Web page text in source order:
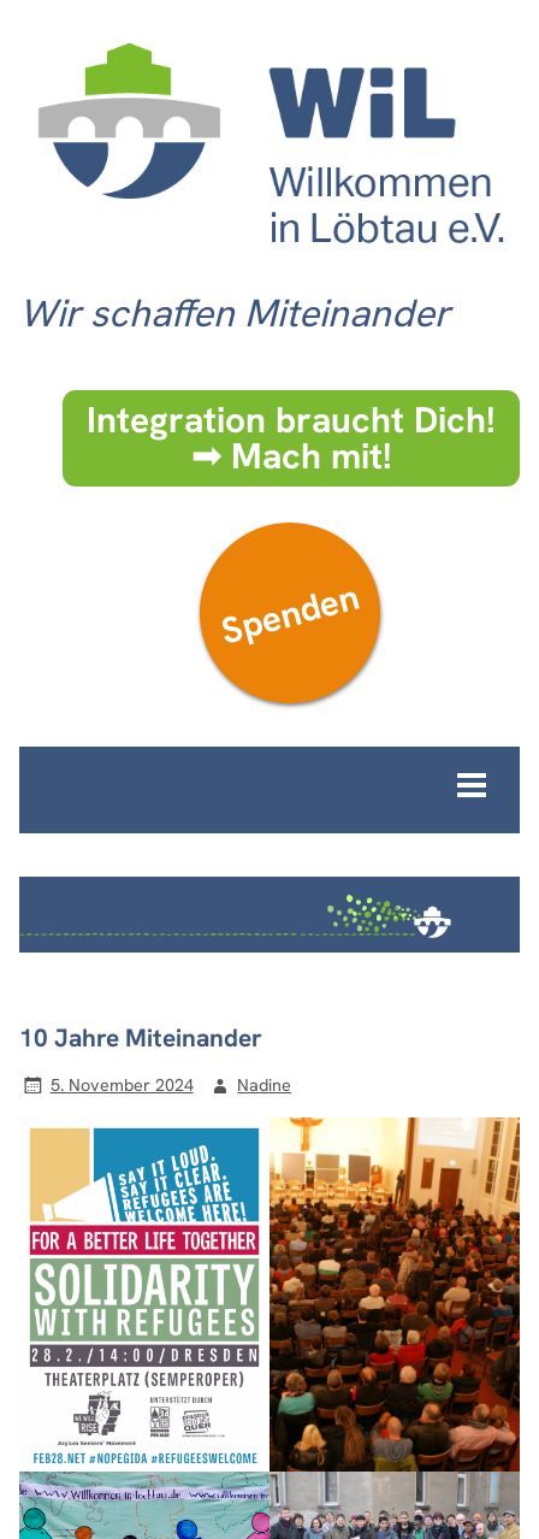
Wir schaffen Miteinander
Integration braucht Dich!
➟ Mach mit!
Spenden
10 Jahre Miteinander
5. November 2024 Nadine